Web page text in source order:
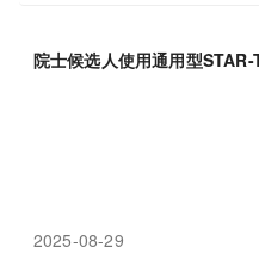
院士候选人使用通用型
2025-08-29